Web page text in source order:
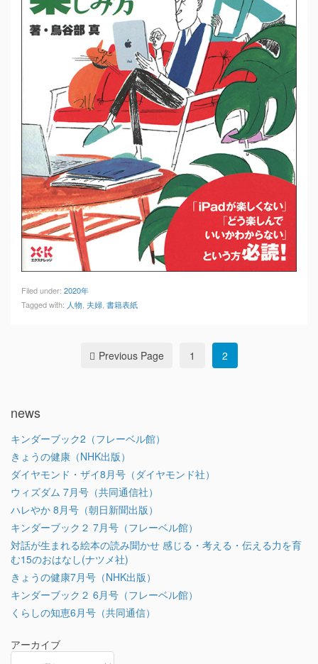
Filed under: 2020年
Tagged with: 人物 夫婦 書籍表紙
Previous Page 1 2
news
キンダーブック2（フレーベル館）
きょうの健康（NHK出版）
ダイヤモンド・ザイ8月号（ダイヤモンド社）
ウィズダム 7月号（共同通信社）
ハレやか 8月号（朝日新聞出版）
キンダーブック２ 7月号（フレーベル館）
対話が生まれる絵本の読み聞かせ 感じる・考える・伝える力を育
む15のおはなし(ナツメ社)
きょうの健康7月号（NHK出版）
キンダーブック２ 6月号（フレーベル館）
くらしの知恵6月号（共同通信）
アーカイブ